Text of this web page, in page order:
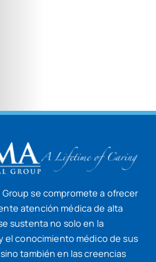
Group se compromete a ofrecer
atención médica de alta
sustenta no solo en la
el conocimiento médico de sus
también en las creencias